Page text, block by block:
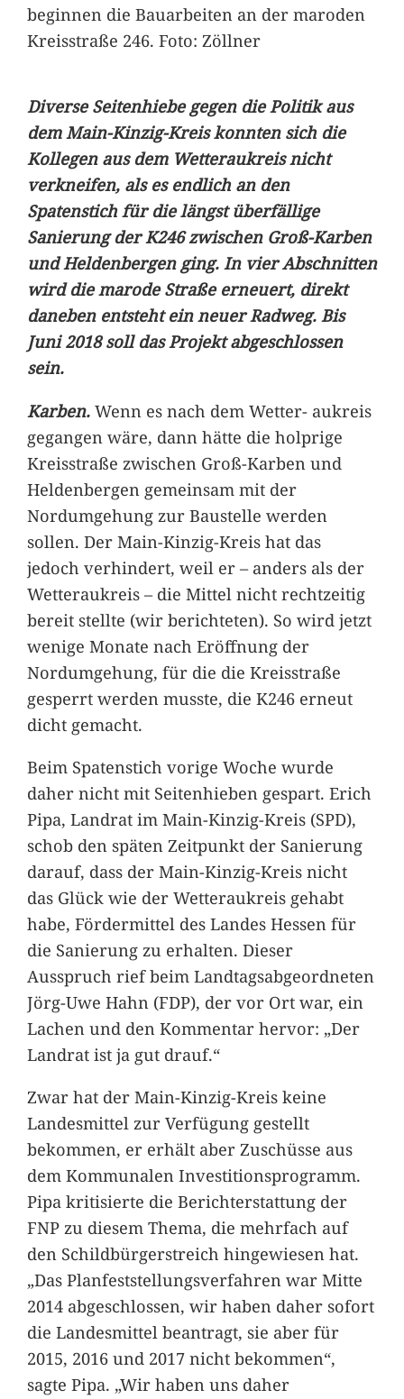
beginnen die Bauarbeiten an der maroden
Kreisstraße 246. Foto: Zöllner
Diverse Seitenhiebe gegen die Politik aus
dem Main-Kinzig-Kreis konnten sich die
Kollegen aus dem Wetteraukreis nicht
verkneifen, als es endlich an den
Spatenstich für die längst überfällige
Sanierung der K246 zwischen Groß-Karben
und Heldenbergen ging. In vier Abschnitten
wird die marode Straße erneuert, direkt
daneben entsteht ein neuer Radweg. Bis
Juni 2018 soll das Projekt abgeschlossen
sein.
Karben.Wenn es nach dem Wetter- aukreis
gegangen wäre, dann hätte die holprige
Kreisstraße zwischen Groß-Karben und
Heldenbergen gemeinsam mit der
Nordumgehung zur Baustelle werden
sollen. Der Main-Kinzig-Kreis hat das
jedoch verhindert, weil er – anders als der
Wetteraukreis – die Mittel nicht rechtzeitig
bereit stellte (wir berichteten). So wird jetzt
wenige Monate nach Eröffnung der
Nordumgehung, für die die Kreisstraße
gesperrt werden musste, die K246 erneut
dicht gemacht.
Beim Spatenstich vorige Woche wurde
daher nicht mit Seitenhieben gespart. Erich
Pipa, Landrat im Main-Kinzig-Kreis (SPD),
schob den späten Zeitpunkt der Sanierung
darauf, dass der Main-Kinzig-Kreis nicht
das Glück wie der Wetteraukreis gehabt
habe, Fördermittel des Landes Hessen für
die Sanierung zu erhalten. Dieser
Ausspruch rief beim Landtagsabgeordneten
Jörg-Uwe Hahn (FDP), der vor Ort war, ein
Lachen und den Kommentar hervor: „Der
Landrat ist ja gut drauf.“
Zwar hat der Main-Kinzig-Kreis keine
Landesmittel zur Verfügung gestellt
bekommen, er erhält aber Zuschüsse aus
dem Kommunalen Investitionsprogramm.
Pipa kritisierte die Berichterstattung der
FNP zu diesem Thema, die mehrfach auf
den Schildbürgerstreich hingewiesen hat.
„Das Planfeststellungsverfahren war Mitte
2014 abgeschlossen, wir haben daher sofort
die Landesmittel beantragt, sie aber für
2015, 2016 und 2017 nicht bekommen“,
sagte Pipa. „Wir haben uns daher